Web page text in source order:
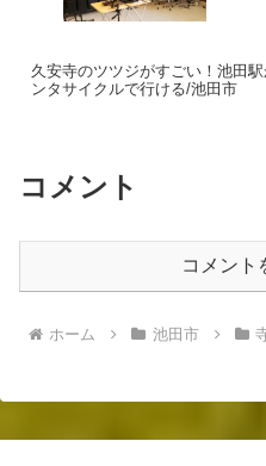
久安寺のツツジがすごい！池田
ンタサイクルで行ける/池田市
コメント
コメント
ホーム 池田市